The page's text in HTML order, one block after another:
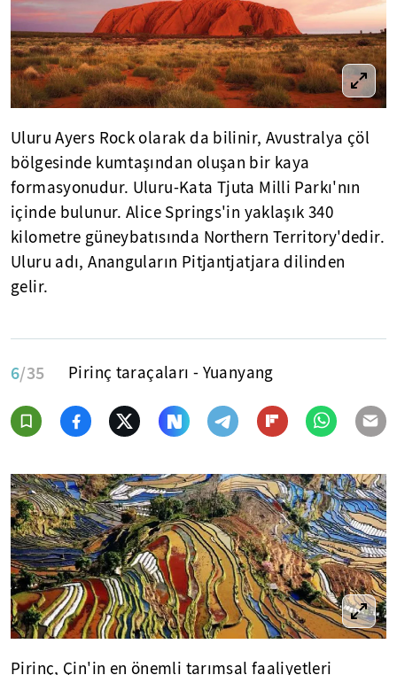
Uluru Ayers Rock olarak da bilinir, Avustralya çöl
bölgesinde kumtaşından oluşan bir kaya
formasyonudur. Uluru-Kata Tjuta Milli Parkı'nın
içinde bulunur. Alice Springs'in yaklaşık 340
kilometre güneybatısında Northern Territory'dedir.
Uluru adı, Ananguların Pitjantjatjara dilinden
gelir.
6/35 Pirinç taraçaları - Yuanyang
Pirinç, Çin'in en önemli tarımsal faaliyetleri